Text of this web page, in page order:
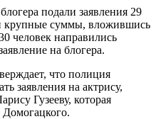
подали заявления 29
крупные суммы, вложившись
человек направились
на блогера.
что полиция
заявления на актрису,
Гузееву, которая
Домогацкого.